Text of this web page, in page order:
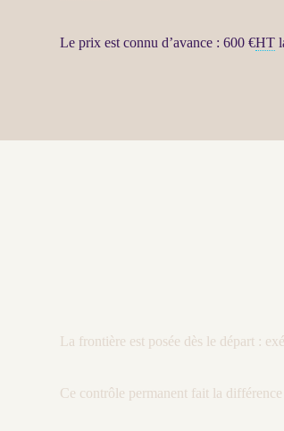
Le prix est connu d’avance : 600 €HT
La frontière est posée dès le départ :
Ce contrôle permanent fait la